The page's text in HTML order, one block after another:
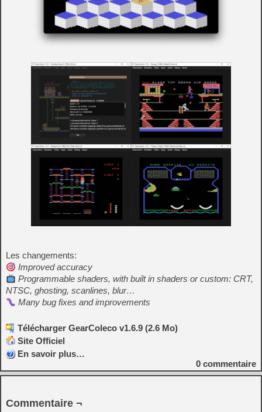
Les changements:
Improved accuracy
Programmable shaders, with built in shaders or custom: CRT,
NTSC, ghosting, scanlines, blur…
Many bug fixes and improvements
Télécharger GearColeco v1.6.9 (2.6 Mo)
Site Officiel
En savoir plus…
0 commentaire
Commentaire ¬